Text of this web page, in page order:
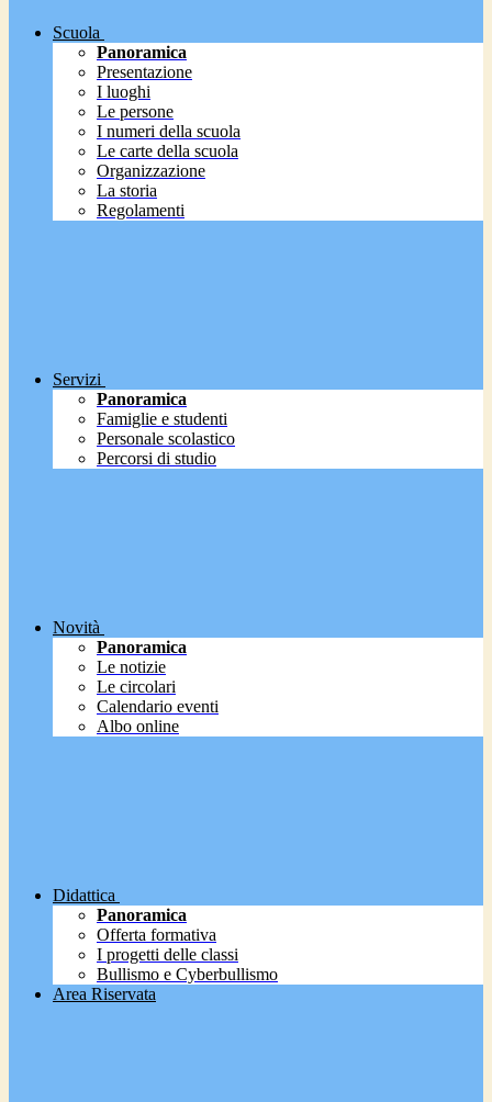
Scuola
Panoramica
Presentazione
I luoghi
Le persone
I numeri della scuola
Le carte della scuola
Organizzazione
La storia
Regolamenti
Servizi
Panoramica
Famiglie e studenti
Personale scolastico
Percorsi di studio
Novità
Panoramica
Le notizie
Le circolari
Calendario eventi
Albo online
Didattica
Panoramica
Offerta formativa
I progetti delle classi
Bullismo e Cyberbullismo
Area Riservata